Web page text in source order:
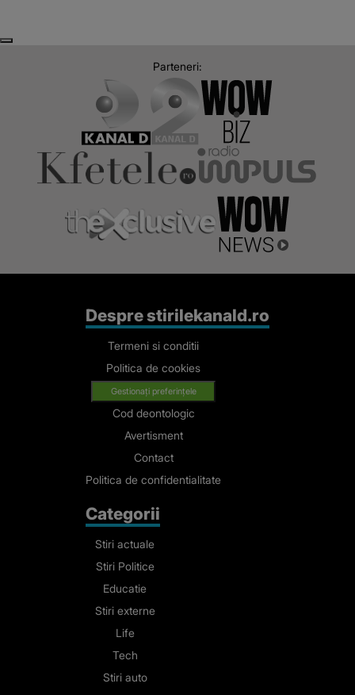
Parteneri:
Despre stirilekanald.ro
Termeni si conditii
Politica de cookies
Gestionați preferințele
Cod deontologic
Avertisment
Contact
Politica de confidentialitate
Categorii
Stiri actuale
Stiri Politice
Educatie
Stiri externe
Life
Tech
Stiri auto